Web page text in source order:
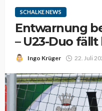
SCHALKE NEWS
Entwarnung
– U23-Duo
Ingo Krüger 22. Juli